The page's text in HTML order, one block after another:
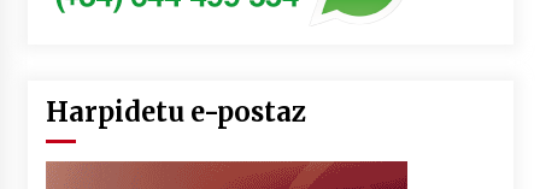
Harpidetu e-postaz